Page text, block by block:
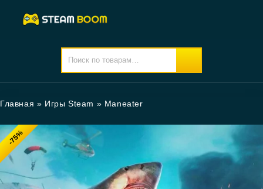
Главная » Игры Steam » Maneater
-75%